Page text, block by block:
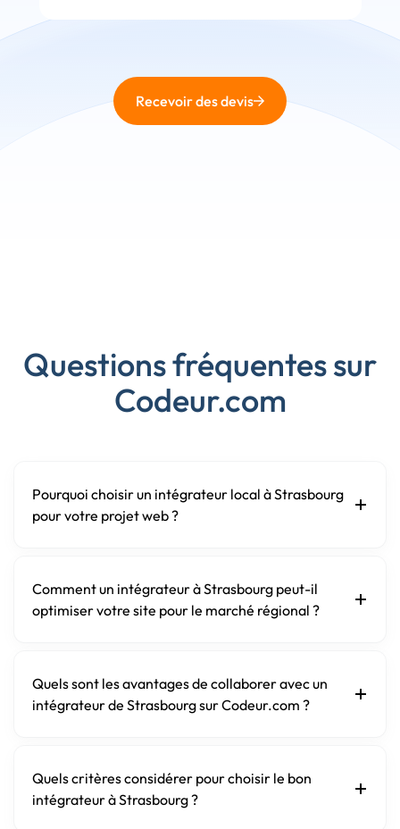
Recevoir des devis
Questions fréquentes sur
Codeur.com
Pourquoi choisir un intégrateur local à Strasbourg
pour votre projet web ?
Comment un intégrateur à Strasbourg peut-il
optimiser votre site pour le marché régional ?
Quels sont les avantages de collaborer avec un
intégrateur de Strasbourg sur Codeur.com ?
Quels critères considérer pour choisir le bon
intégrateur à Strasbourg ?